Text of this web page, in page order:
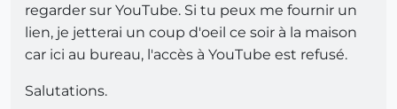
regarder sur YouTube. Si tu peux me fournir un
lien, je jetterai un coup d'oeil ce soir à la maison
car ici au bureau, l'accès à YouTube est refusé.
Salutations.